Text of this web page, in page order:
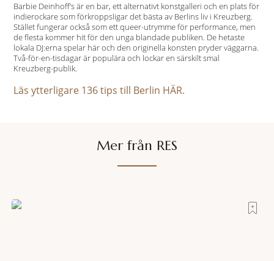
Barbie Deinhoff’s är en bar, ett alternativt konstgalleri och en plats för
indierockare som förkroppsligar det bästa av Berlins liv i Kreuzberg.
Stället fungerar också som ett queer-utrymme för performance, men
de flesta kommer hit för den unga blandade publiken. De hetaste
lokala DJ:erna spelar här och den originella konsten pryder väggarna.
Två-för-en-tisdagar är populära och lockar en särskilt smal
Kreuzberg-publik.
Läs ytterligare 136 tips till Berlin HÄR.
Mer från RES